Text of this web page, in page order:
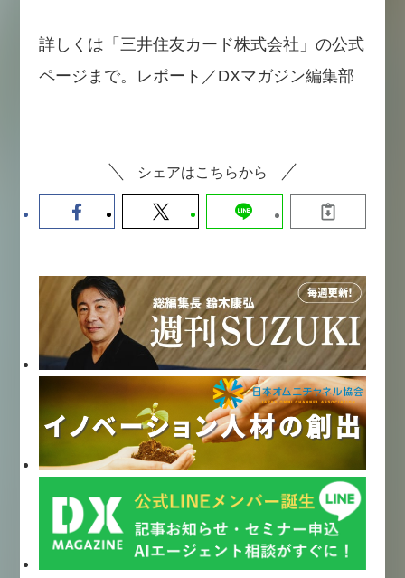
詳しくは「三井住友カード株式会社」の公式
ページまで。レポート／DXマガジン編集部
シェアはこちらから